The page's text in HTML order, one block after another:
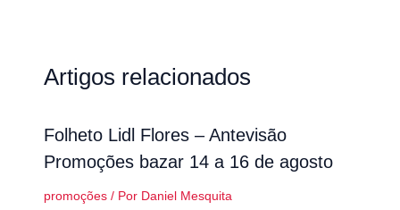
Artigos relacionados
Folheto Lidl Flores – Antevisão
Promoções bazar 14 a 16 de agosto
promoções/ Por Daniel Mesquita